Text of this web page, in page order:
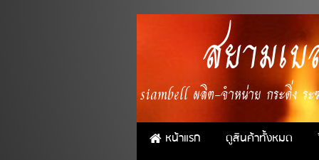
สยามเ
siambell ผลิต-จำหน่าย กระดิ่ง ระ
หน้าแรก ดูสินค้าทั้งหมด